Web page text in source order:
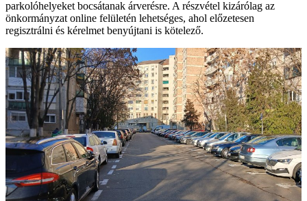
parkolóhelyeket bocsátanak árverésre. A részvétel kizárólag az
önkormányzat online felületén lehetséges, ahol előzetesen
regisztrálni és kérelmet benyújtani is kötelező.